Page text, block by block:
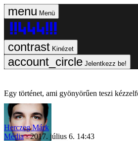
Menü
Kinézet
Jelentkezz be!
Egy történet, ami gyönyörűen teszi
Herczeg Márk
Média
2017. július 6. 14:43